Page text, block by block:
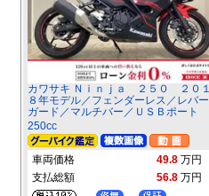
カワサキ Ｎｉｎｊａ ２５０ ２０１
８年モデル／フェンダーレス／レバー
ガード／マルチバー／ＵＳＢポート
250cc
車両価格 49.8 万円
支払総額
56.8 万円